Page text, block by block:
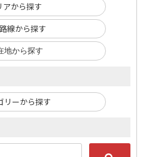
アから探す
線から探す
地から探す
リーから探す